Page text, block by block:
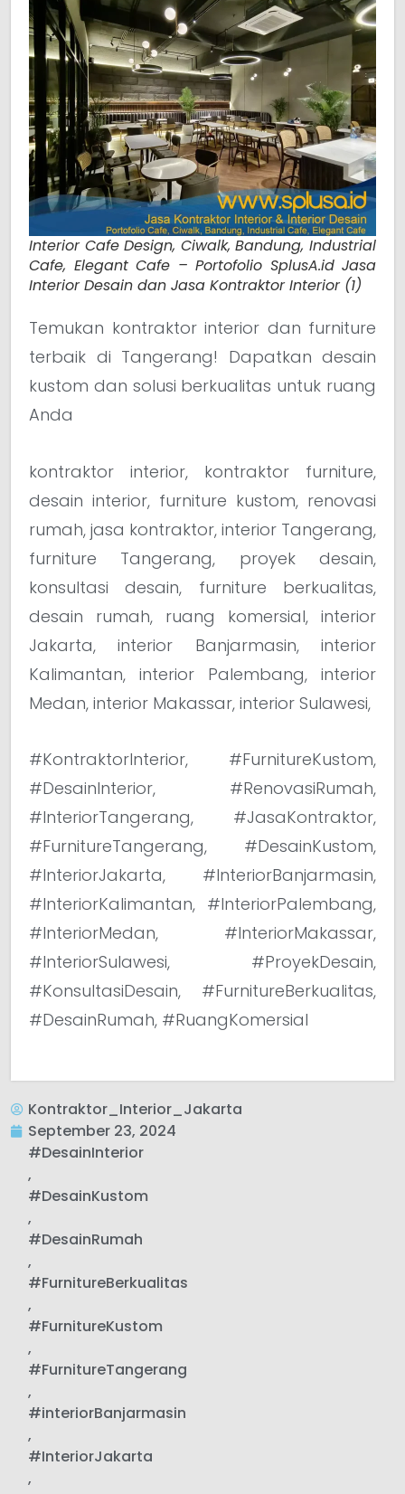
Interior Cafe Design, Ciwalk, Bandung, Industrial
Cafe, Elegant Cafe – Portofolio SplusA.id Jasa
Interior Desain dan Jasa Kontraktor Interior (1)
Temukan kontraktor interior dan furniture
terbaik di Tangerang! Dapatkan desain
kustom dan solusi berkualitas untuk ruang
Anda
kontraktor interior, kontraktor furniture,
desain interior, furniture kustom, renovasi
rumah, jasa kontraktor, interior Tangerang,
furniture Tangerang, proyek desain,
konsultasi desain, furniture berkualitas,
desain rumah, ruang komersial, interior
Jakarta, interior Banjarmasin, interior
Kalimantan, interior Palembang, interior
Medan, interior Makassar, interior Sulawesi,
#KontraktorInterior, #FurnitureKustom,
#DesainInterior, #RenovasiRumah,
#InteriorTangerang, #JasaKontraktor,
#FurnitureTangerang, #DesainKustom,
#InteriorJakarta, #InteriorBanjarmasin,
#InteriorKalimantan, #InteriorPalembang,
#InteriorMedan, #InteriorMakassar,
#InteriorSulawesi, #ProyekDesain,
#KonsultasiDesain, #FurnitureBerkualitas,
#DesainRumah, #RuangKomersial
Kontraktor_Interior_Jakarta
September 23, 2024
#DesainInterior
,
#DesainKustom
,
#DesainRumah
,
#FurnitureBerkualitas
,
#FurnitureKustom
,
#FurnitureTangerang
,
#interiorBanjarmasin
,
#InteriorJakarta
,